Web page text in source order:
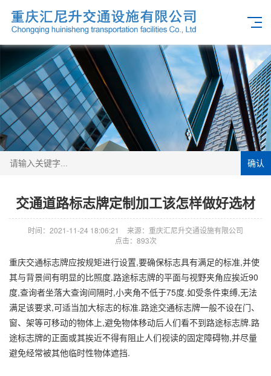
确认
交通道路标志牌定制加工该怎样做好选材
时间：2021-11-24 18:06:21
来源：重庆汇尼升交通设施有限公司
点击：893次
重庆交通标志牌应按规矩进行设置,要确保标志具有满足的标准,并使
其与背景间有明显的比照度.路途标志牌的平面与视野夹角应挨近90
度,查询者坐落大查询间隔时,小夹角不低于75度.如受条件束缚,无法
满足该要求,可适当加大标志的标准.路途交通标志牌一般不设在门、
窗、架等可移动的物体上,避免物体移动后人们看不到路途标志牌.路
途标志牌的正面或其挨近不得有阻止人们视读的固定障碍物,并尽量
避免经常被其他临时性物体遮挡.